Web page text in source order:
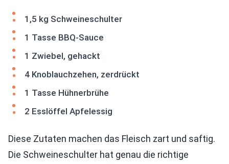
1,5 kg Schweineschulter
1 Tasse BBQ-Sauce
1 Zwiebel, gehackt
4 Knoblauchzehen, zerdrückt
1 Tasse Hühnerbrühe
2 Esslöffel Apfelessig
Diese Zutaten machen das Fleisch zart und saftig.
Die Schweineschulter hat genau die richtige